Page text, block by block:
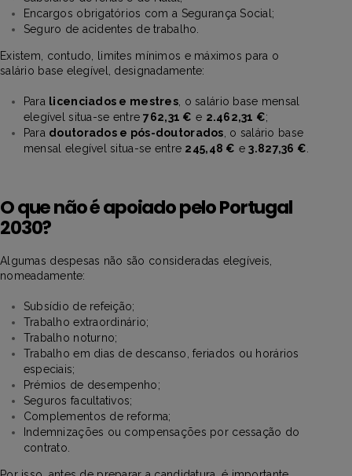
Encargos obrigatórios com a Segurança Social;
Seguro de acidentes de trabalho.
Existem, contudo, limites mínimos e máximos para o
salário base elegível, designadamente:
Para licenciados e mestres , o salário base mensal
elegível situa-se entre762,31 € e 2.462,31 €;
Para doutorados e pós-doutorados , o salário base
mensal elegível situa-se entre 245,48 € e3.827,36 €
O que não é apoiado pelo Portugal
2030?
Algumas despesas não são consideradas elegíveis,
nomeadamente:
Subsídio de refeição;
Trabalho extraordinário;
Trabalho noturno;
Trabalho em dias de descanso, feriados ou horários
especiais;
Prémios de desempenho;
Seguros facultativos;
Complementos de reforma;
Indemnizações ou compensações por cessação do
contrato.